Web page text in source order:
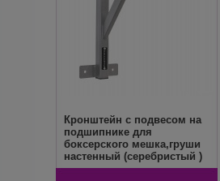
Кронштейн с подвесом на
подшипнике для
боксерского мешка,груши
настенный (серебристый )
до 255кг вынос 51см